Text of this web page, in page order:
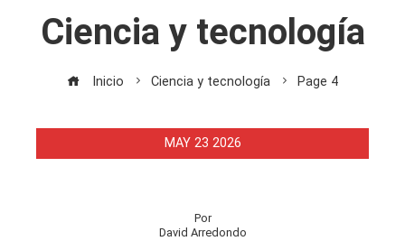
Ciencia y tecnología
Inicio Ciencia y tecnología Page 4
MAY 23 2026
Por
David Arredondo